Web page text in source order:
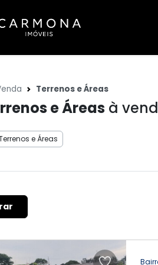
Terrenos e Áreas
e Áreas à
e Áreas